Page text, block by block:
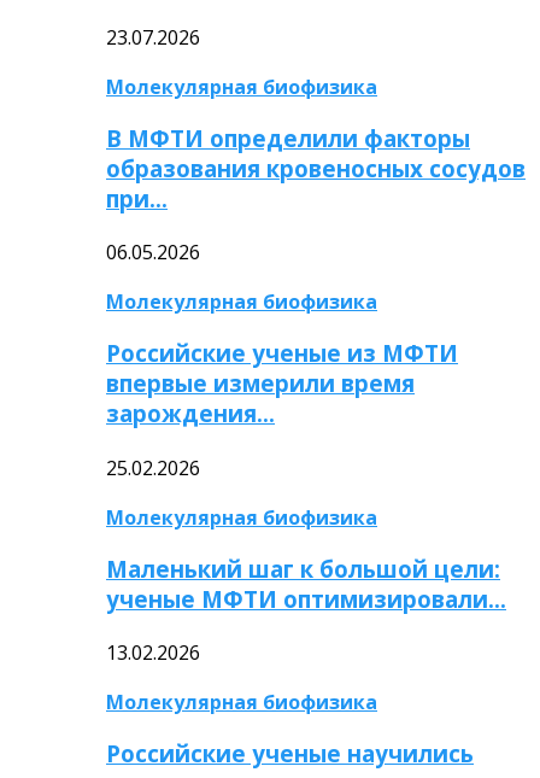
23.07.2026
Молекулярная биофизика
В МФТИ определили факторы
образования кровеносных сосудов
при…
06.05.2026
Молекулярная биофизика
Российские ученые из МФТИ
впервые измерили время
зарождения…
25.02.2026
Молекулярная биофизика
Маленький шаг к большой цели:
ученые МФТИ оптимизировали…
13.02.2026
Молекулярная биофизика
Российские ученые научились